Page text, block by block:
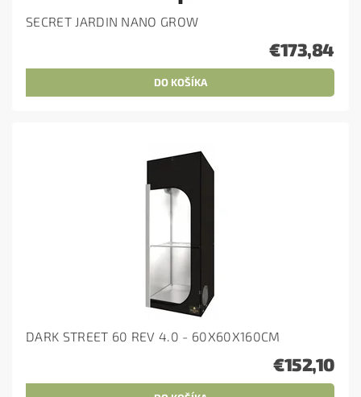
SECRET JARDIN NANO GROW
€173,84
DARK STREET 60 REV 4.0 - 60X60X160CM
€152,10